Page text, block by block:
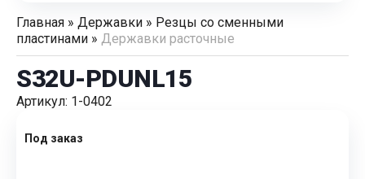
Главная » Державки » Резцы со сменными
пластинами » Державки расточные
S32U-PDUNL15
Артикул: 1-0402
Под заказ